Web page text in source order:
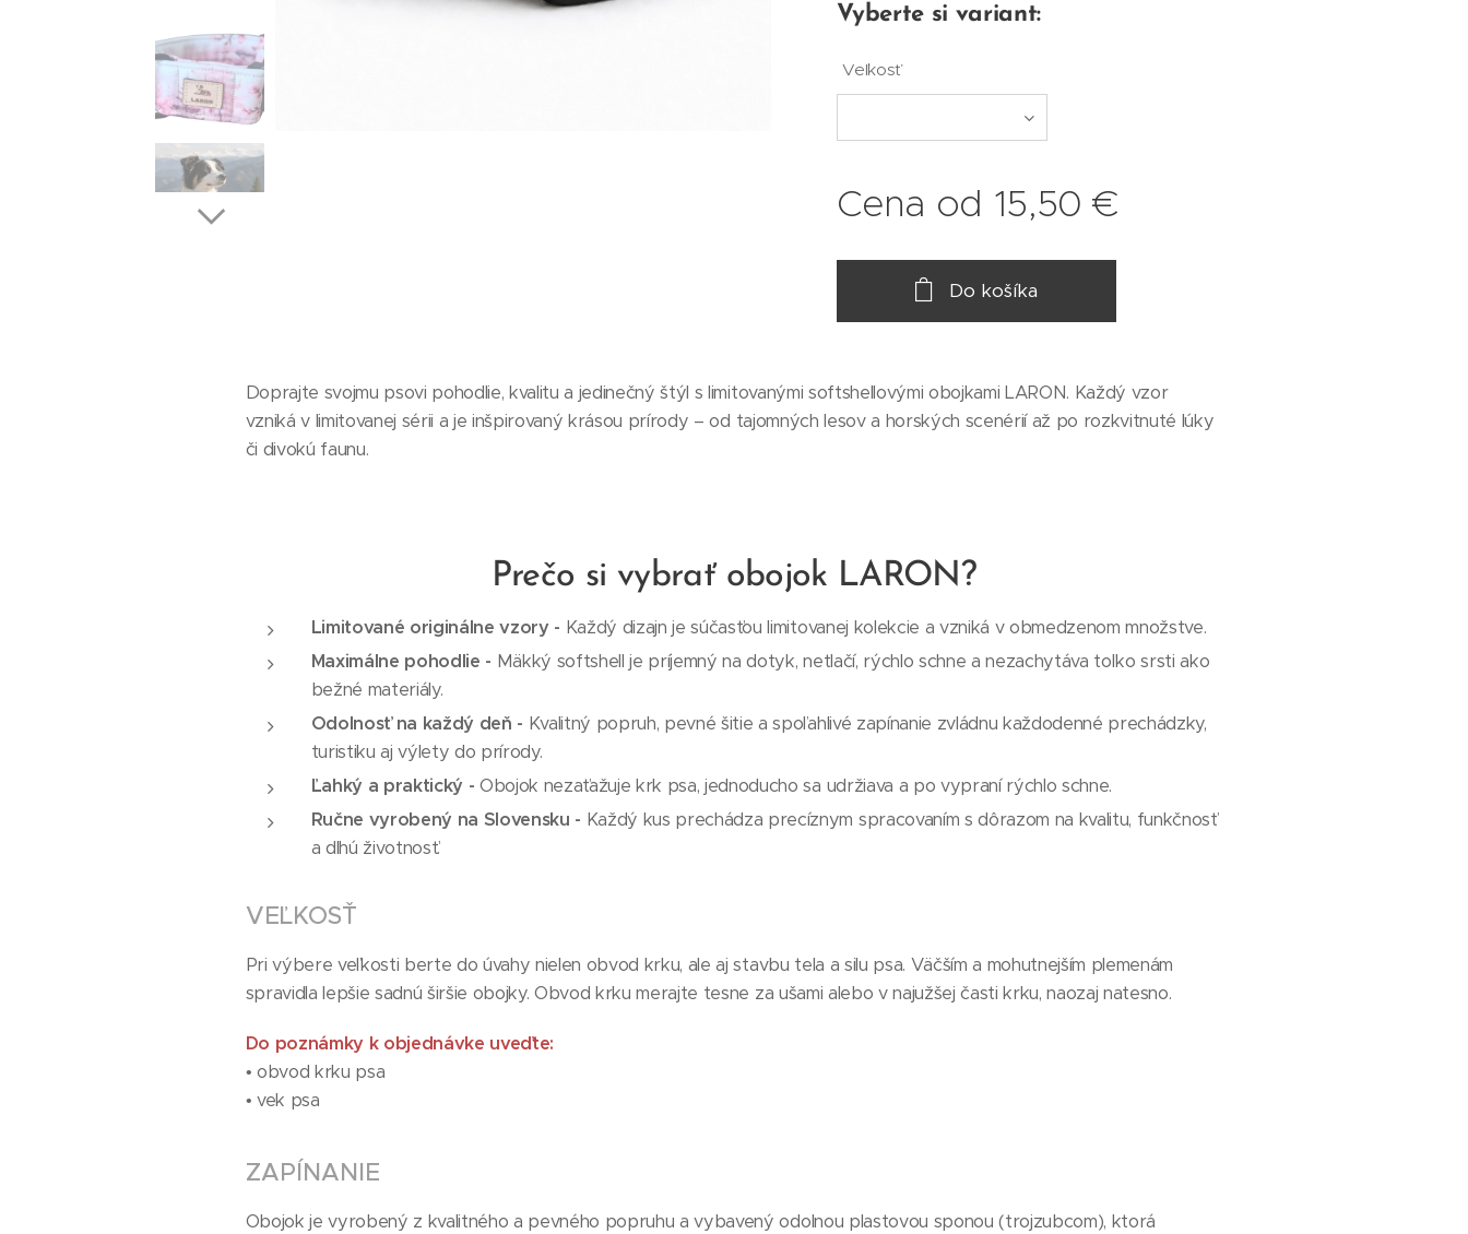
Vyberte si variant:
Veľkosť
Cena od 15,50 €
Do košíka
Doprajte svojmu psovi pohodlie, kvalitu a jedinečný štýl s limitovanými softshellovými obojkami LARON. Každý vzor
vzniká v limitovanej sérii a je inšpirovaný krásou prírody – od tajomných lesov a horských scenérií až po rozkvitnuté lúky
či divokú faunu.
Prečo si vybrať obojok LARON?
Limitované originálne vzory - Každý dizajn je súčasťou limitovanej kolekcie a vzniká v obmedzenom množstve.
Maximálne pohodlie - Mäkký softshell je príjemný na dotyk, netlačí, rýchlo schne a nezachytáva toľko srsti ako
bežné materiály.
Odolnosť na každý deň - Kvalitný popruh, pevné šitie a spoľahlivé zapínanie zvládnu každodenné prechádzky,
turistiku aj výlety do prírody.
Ľahký a praktický - Obojok nezaťažuje krk psa, jednoducho sa udržiava a po vypraní rýchlo schne.
Ručne vyrobený na Slovensku - Každý kus prechádza precíznym spracovaním s dôrazom na kvalitu, funkčnosť
a dlhú životnosť.
VEĽKOSŤ
Pri výbere veľkosti berte do úvahy nielen obvod krku, ale aj stavbu tela a silu psa. Väčším a mohutnejším plemenám
spravidla lepšie sadnú širšie obojky. Obvod krku merajte tesne za ušami alebo v najužšej časti krku, naozaj natesno.
Do poznámky k objednávke uveďte:
• obvod krku psa
• vek psa
ZAPÍNANIE
Obojok je vyrobený z kvalitného a pevného popruhu a vybavený odolnou plastovou sponou (trojzubcom), ktorá